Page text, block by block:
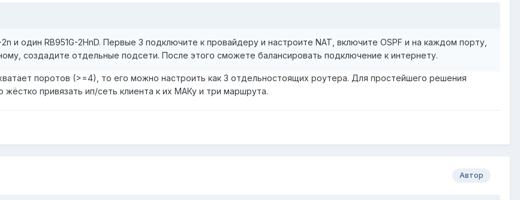
и один RB951G-2HnD. Первые 3 подключите к провайдеру и настроите NAT, включите OSPF и на каждом порту,
создадите отдельные подсети. После этого сможете балансировать подключение к интернету.
поротов (>=4), то его можно настроить как 3 отдельностоящих роутера. Для простейшего решения
привязать ип/сеть клиента к их МАКу и три маршрута.
Автор